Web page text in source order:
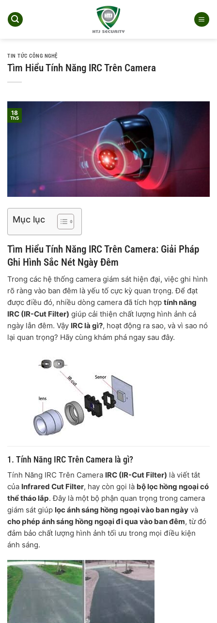
qua
TIN TỨC CÔNG NGHỆ
Tìm Hiểu Tính Năng IRC Trên Camera
18
Th5
Mục lục
Tìm Hiểu Tính Năng IRC Trên Camera: Giải Pháp
Ghi Hình Sắc Nét Ngày Đêm
Trong các hệ thống camera giám sát hiện đại, việc ghi hình
rõ ràng vào ban đêm là yếu tố cực kỳ quan trọng. Để đạt
được điều đó, nhiều dòng camera đã tích hợp tính năng
IRC (IR-Cut Filter) giúp cải thiện chất lượng hình ảnh cả
ngày lẫn đêm. Vậy IRC là gì?, hoạt động ra sao, và vì sao nó
lại quan trọng? Hãy cùng khám phá ngay sau đây.
1. Tính Năng IRC Trên Camera là gì?
Tính Năng IRC Trên Camera IRC (IR-Cut Filter) là viết tắt
của Infrared Cut Filter, hay còn gọi là bộ lọc hồng ngoại có
thể tháo lắp. Đây là một bộ phận quan trọng trong camera
giám sát giúp lọc ánh sáng hồng ngoại vào ban ngày và
cho phép ánh sáng hồng ngoại đi qua vào ban đêm, từ đó
đảm bảo chất lượng hình ảnh tối ưu trong mọi điều kiện
ánh sáng.